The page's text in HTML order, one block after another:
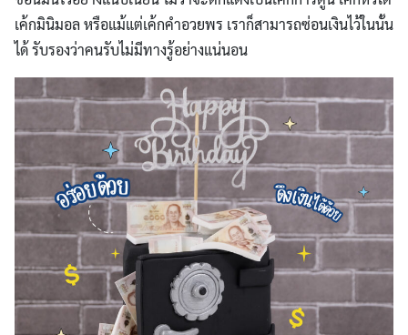
เค้กมินิมอล หรือแม้แต่เค้กคำอวยพร เราก็สามารถซ่อนเงินไว้ในนั้น
ได้ รับรองว่าคนรับไม่มีทางรู้อย่างแน่นอน